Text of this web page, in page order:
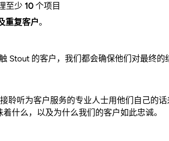
至少 10 个项目
重复客户。
Stout 的客户，我们都会确保他们对最终的
聆听为客户服务的专业人士用他们自己的
什么，以及为什么我们的客户如此忠诚。